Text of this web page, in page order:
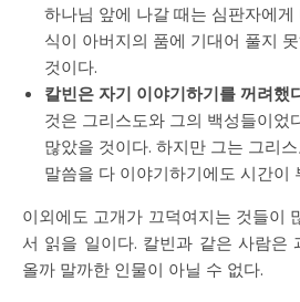
하나님 앞에 나갈 때는 심판자에
식이 아버지의 품에 기대어 풀지
것이다.
칼빈은 자기 이야기하기를 꺼려했
것은 그리스도와 그의 백성들이었
많았을 것이다. 하지만 그는 그리
말씀을 다 이야기하기에도 시간이
이외에도 고개가 끄덕여지는 것들이
서 읽을 일이다. 칼빈과 같은 사람은
올까 말까한 인물이 아닐 수 없다.